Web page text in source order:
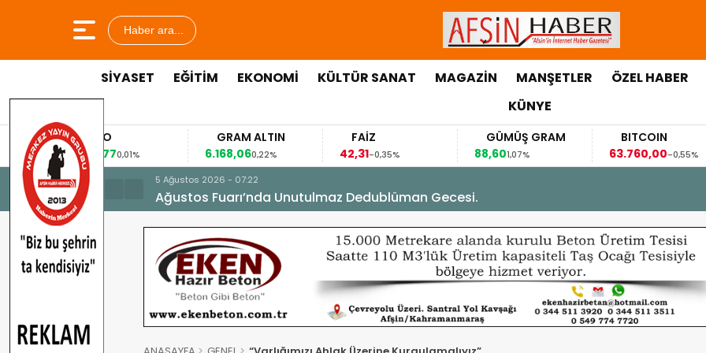
Haber ara...
SİYASET EĞİTİM EKONOMİ KÜLTÜR SANAT MAGAZİN MANŞETLER ÖZEL HABER
KÜNYE
EURO
53,84770,01%
GRAM ALTIN
6.168,060,22%
FAİZ
42,31
-0,35%
GÜMÜŞ GRAM
88,60
1,07%
BITCOIN
63.760,00-0,55%
5 Ağustos 2026 - 07:22
Ağustos Fuarı’nda Unutulmaz Dedublüman Gecesi.